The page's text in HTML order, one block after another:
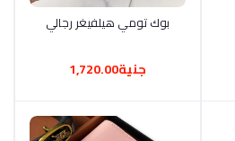
أضف إلى السلة
بوك تومي هيلفيغر رجالي
جنية1,720.00